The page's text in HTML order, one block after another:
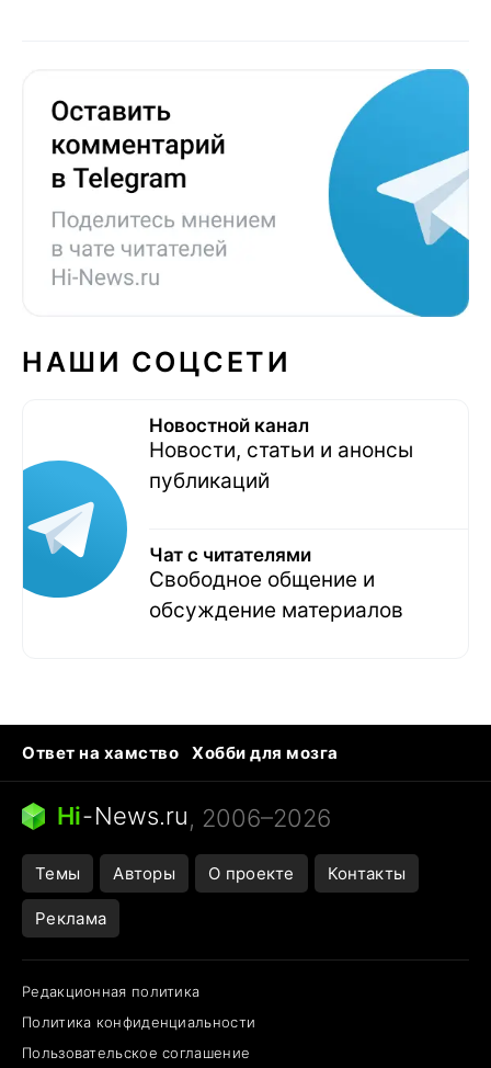
НАШИ СОЦСЕТИ
Новостной канал
Новости, статьи и анонсы
публикаций
Чат с читателями
Свободное общение и
обсуждение материалов
Ответ на хамство
Хобби для мозга
Бензин 100 vs 95
Тунцы в океанариуме
Следующая пандемия
Hi-News.ru, 2006–2026
Темы Авторы О проекте Контакты
Реклама
Редакционная политика
Политика конфиденциальности
Пользовательское соглашение